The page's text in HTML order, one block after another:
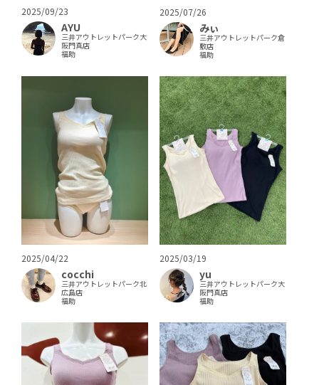
2025/09/23
AYU
三井アウトレットパーク大
阪門真店
福助
2025/07/26
みぃ
三井アウトレットパーク倉
敷店
福助
2025/04/22
cocchi
三井アウトレットパーク北
広島店
福助
2025/03/19
yu
三井アウトレットパーク大
阪門真店
福助